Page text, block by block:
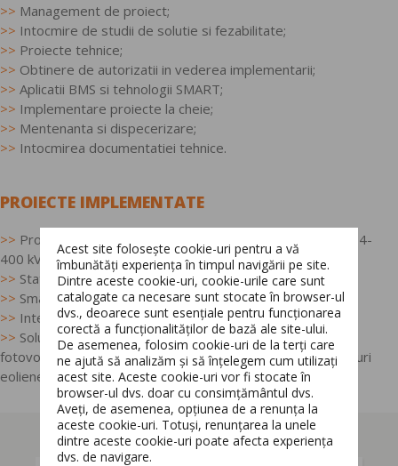
>> Management de proiect;
>> Intocmire de studii de solutie si fezabilitate;
>> Proiecte tehnice;
>> Obtinere de autorizatii in vederea implementarii;
>> Aplicatii BMS si tehnologii SMART;
>> Implementare proiecte la cheie;
>> Mentenanta si dispecerizare;
>> Intocmirea documentatiei tehnice.
PROIECTE IMPLEMENTATE
>> Proiectare, autorizare, implementare retele electrice 0,4-
400 kV;
>> Statii de transformare;
>> Smart Metering;
>> Integrare SCADA pentru grupuri de centrale;
>> Solutii pentru dezvoltarea si intretinerea de parcuri
fotovoltaice, centrale electrice pe baza de biomasa si parcuri
eoliene.
Switch The Language
Română English
Acest site folosește cookie-uri pentru a vă
îmbunătăți experiența în timpul navigării pe site.
Dintre aceste cookie-uri, cookie-urile care sunt
catalogate ca necesare sunt stocate în browser-ul
dvs., deoarece sunt esențiale pentru funcționarea
corectă a funcționalităților de bază ale site-ului.
De asemenea, folosim cookie-uri de la terți care
ne ajută să analizăm și să înțelegem cum utilizați
acest site. Aceste cookie-uri vor fi stocate în
browser-ul dvs. doar cu consimțământul dvs.
Aveți, de asemenea, opțiunea de a renunța la
aceste cookie-uri. Totuși, renunțarea la unele
dintre aceste cookie-uri poate afecta experiența
dvs. de navigare.